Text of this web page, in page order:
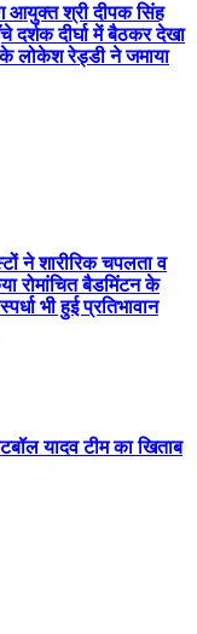
आयुक्त श्री दीपक सिंह
दर्शक दीर्घा में बैठकर देखा
लोकेश रेड्डी ने जमाया
ने शारीरिक चपलता व
रोमांचित बैडमिंटन के
भी हुई प्रतिभावान
यादव टीम का खिताब